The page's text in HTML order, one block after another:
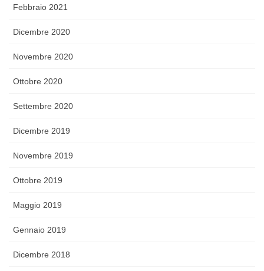
Febbraio 2021
Dicembre 2020
Novembre 2020
Ottobre 2020
Settembre 2020
Dicembre 2019
Novembre 2019
Ottobre 2019
Maggio 2019
Gennaio 2019
Dicembre 2018